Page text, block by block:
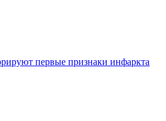
первые признаки инфаркта